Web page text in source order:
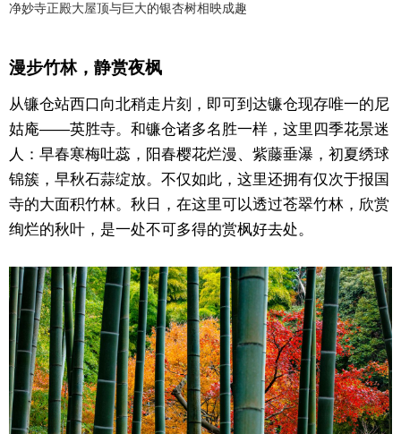
净妙寺正殿大屋顶与巨大的银杏树相映成趣
漫步竹林，静赏夜枫
从镰仓站西口向北稍走片刻，即可到达镰仓现存唯一的尼
姑庵——英胜寺。和镰仓诸多名胜一样，这里四季花景迷
人：早春寒梅吐蕊，阳春樱花烂漫、紫藤垂瀑，初夏绣球
锦簇，早秋石蒜绽放。不仅如此，这里还拥有仅次于报国
寺的大面积竹林。秋日，在这里可以透过苍翠竹林，欣赏
绚烂的秋叶，是一处不可多得的赏枫好去处。